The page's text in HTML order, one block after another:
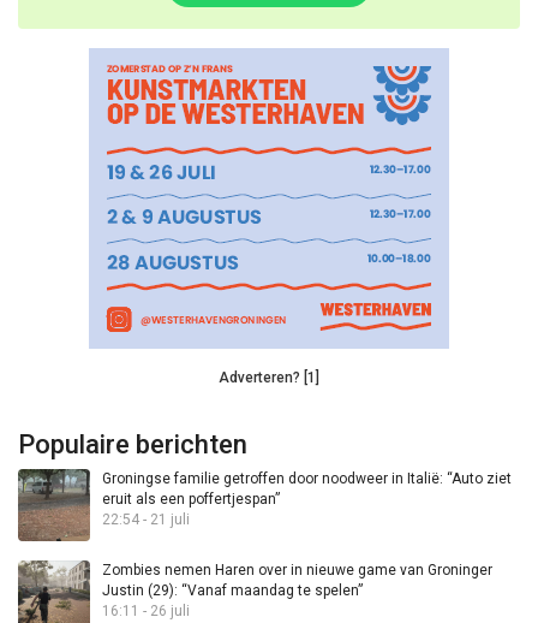
Adverteren? [1]
Populaire berichten
Groningse familie getroffen door noodweer in Italië: “Auto ziet
eruit als een poffertjespan”
22:54 - 21 juli
Zombies nemen Haren over in nieuwe game van Groninger
Justin (29): “Vanaf maandag te spelen”
16:11 - 26 juli